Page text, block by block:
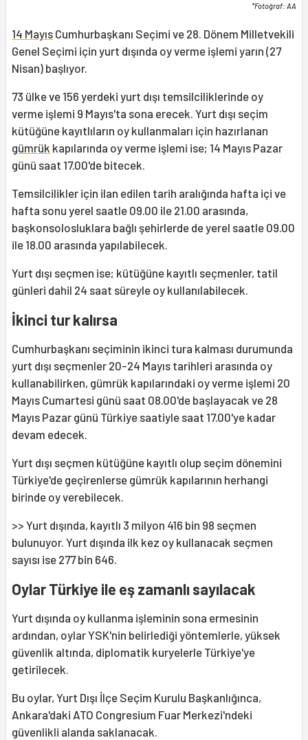
*Fotoğraf: AA
14 Mayıs Cumhurbaşkanı Seçimi ve 28. Dönem Milletvekili
Genel Seçimi için yurt dışında oy verme işlemi yarın (27
Nisan) başlıyor.
73 ülke ve 156 yerdeki yurt dışı temsilciliklerinde oy
verme işlemi 9 Mayıs'ta sona erecek. Yurt dışı seçim
kütüğüne kayıtlıların oy kullanmaları için hazırlanan
gümrük kapılarında oy verme işlemi ise; 14 Mayıs Pazar
günü saat 17.00'de bitecek.
Temsilcilikler için ilan edilen tarih aralığında hafta içi ve
hafta sonu yerel saatle 09.00 ile 21.00 arasında,
başkonsolosluklara bağlı şehirlerde de yerel saatle 09.00
ile 18.00 arasında yapılabilecek.
Yurt dışı seçmen ise; kütüğüne kayıtlı seçmenler, tatil
günleri dahil 24 saat süreyle oy kullanılabilecek.
İkinci tur kalırsa
Cumhurbaşkanı seçiminin ikinci tura kalması durumunda
yurt dışı seçmenler 20-24 Mayıs tarihleri arasında oy
kullanabilirken, gümrük kapılarındaki oy verme işlemi 20
Mayıs Cumartesi günü saat 08.00'de başlayacak ve 28
Mayıs Pazar günü Türkiye saatiyle saat 17.00'ye kadar
devam edecek.
Yurt dışı seçmen kütüğüne kayıtlı olup seçim dönemini
Türkiye'de geçirenlerse gümrük kapılarının herhangi
birinde oy verebilecek.
>> Yurt dışında, kayıtlı 3 milyon 416 bin 98 seçmen
bulunuyor. Yurt dışında ilk kez oy kullanacak seçmen
sayısı ise 277 bin 646.
Oylar Türkiye ile eş zamanlı sayılacak
Yurt dışında oy kullanma işleminin sona ermesinin
ardından, oylar YSK'nin belirlediği yöntemlerle, yüksek
güvenlik altında, diplomatik kuryelerle Türkiye'ye
getirilecek.
Bu oylar, Yurt Dışı İlçe Seçim Kurulu Başkanlığınca,
Ankara'daki ATO Congresium Fuar Merkezi'ndeki
güvenlikli alanda saklanacak.